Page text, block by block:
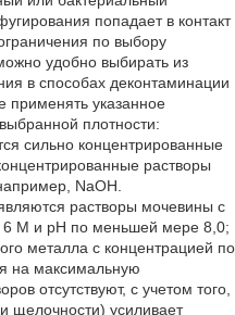
попадает в контакт
по выбору
удобно выбирать из
в способах деконтаминации
применять указанное
плотности:
сильно концентрированные
растворы
NaOH.
растворы мочевины с
6 М и рН по меньшей мере 8,0;
металла с концентрацией по
на максимальную
отсутствуют, с учетом того,
щелочности) усиливает